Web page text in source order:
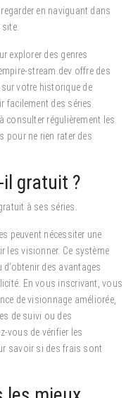
en naviguant dans
explorer des genres
stream.dev offre des
votre historique de
facilement des séries
consulter régulièrement les
pour ne rien rater des
il gratuit ?
à ses séries.
peuvent nécessiter une
les visionner. Ce système
des avantages
En vous inscrivant, vous
de visionnage améliorée,
de suivi ou des
vous de vérifier les
savoir si des frais sont